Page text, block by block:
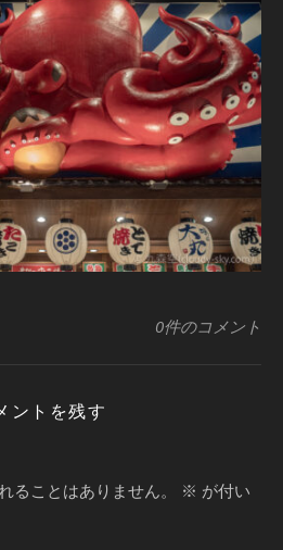
0件のコメント
ントを残す
ることはありません。 ※ が付い